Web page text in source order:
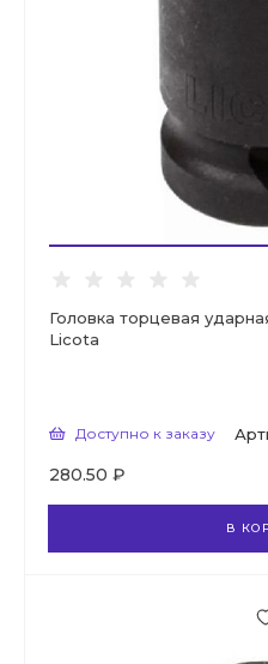
Головка торцевая
Licota
Доступно к заказу
280.50 ₽
В